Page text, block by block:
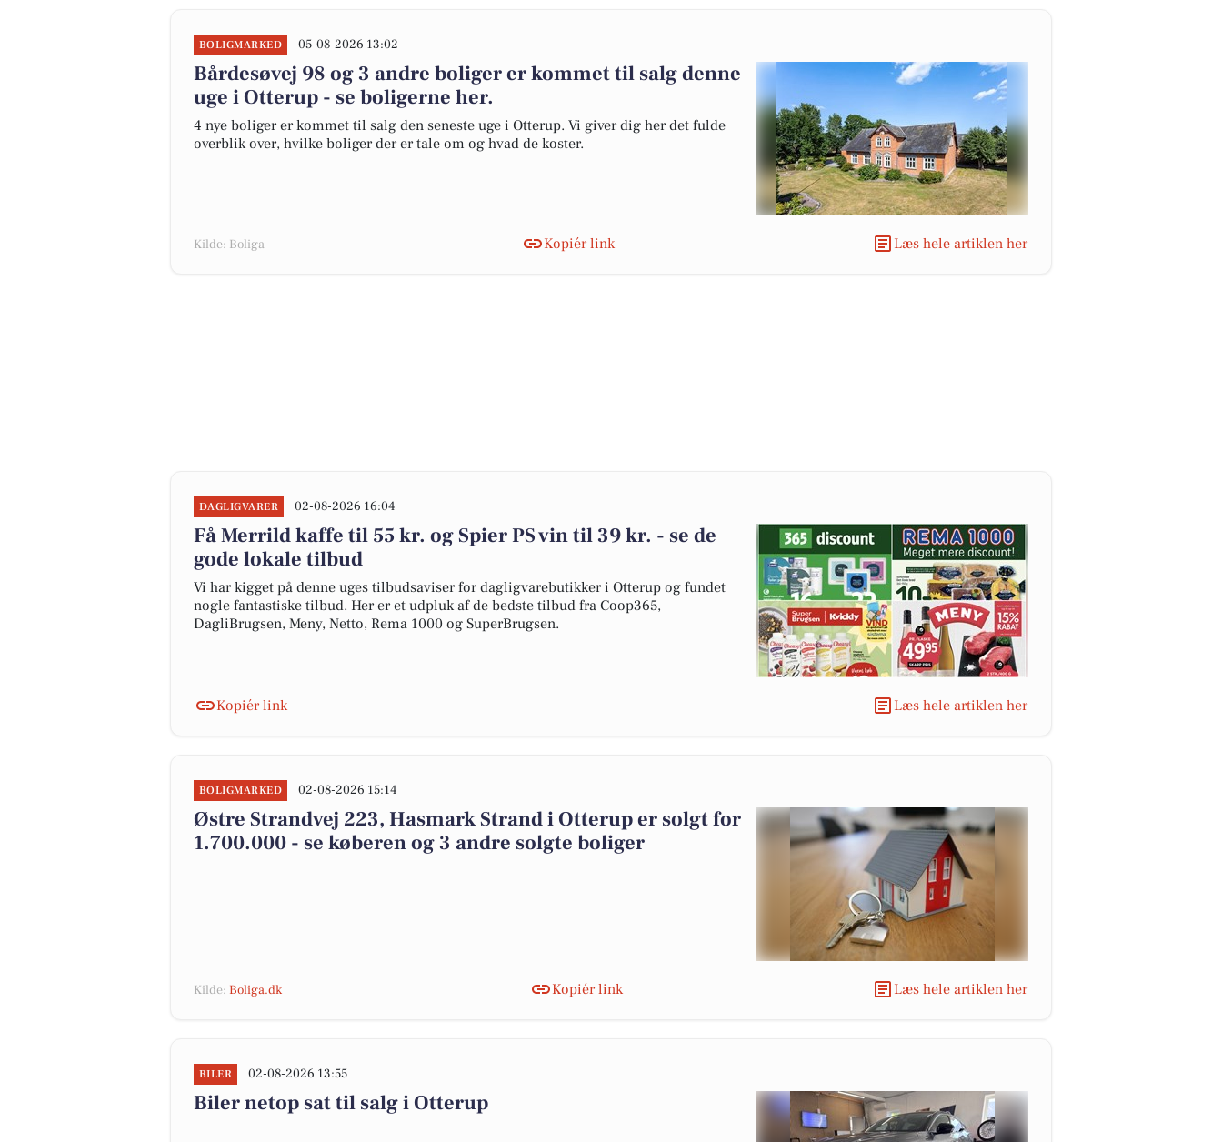
BOLIGMARKED 05-08-2026 13:02
Bårdesøvej 98 og 3 andre boliger er kommet til salg denne
uge i Otterup - se boligerne her.
4 nye boliger er kommet til salg den seneste uge i Otterup. Vi giver dig her det fulde
overblik over, hvilke boliger der er tale om og hvad de koster.
Kilde: Boliga Kopiér link Læs hele artiklen her
DAGLIGVARER 02-08-2026 16:04
Få Merrild kaffe til 55 kr. og Spier PS vin til 39 kr. - se de
gode lokale tilbud
Vi har kigget på denne uges tilbudsaviser for dagligvarebutikker i Otterup og fundet
nogle fantastiske tilbud. Her er et udpluk af de bedste tilbud fra Coop365,
DagliBrugsen, Meny, Netto, Rema 1000 og SuperBrugsen.
Kopiér link Læs hele artiklen her
BOLIGMARKED 02-08-2026 15:14
Østre Strandvej 223, Hasmark Strand i Otterup er solgt for
1.700.000 - se køberen og 3 andre solgte boliger
Kilde: Boliga.dk Kopiér link Læs hele artiklen her
BILER 02-08-2026 13:55
Biler netop sat til salg i Otterup